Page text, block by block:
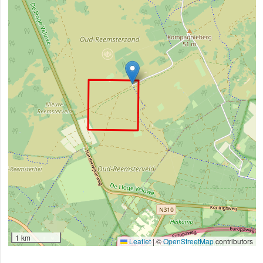
1 km Leaflet|©OpenStreetMapcontributors